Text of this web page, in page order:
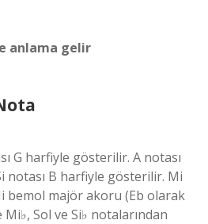
anlama gelir
G harfiyle gösterilir. A notası
notası B harfiyle gösterilir. Mi
bemol majör akoru (Eb olarak
Mi♭, Sol ve Si♭ notalarından